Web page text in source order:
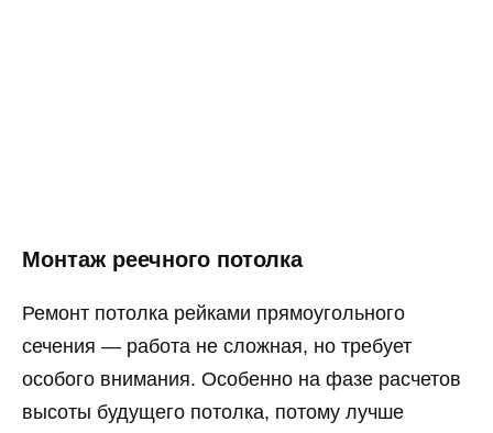
Монтаж реечного потолка
Ремонт потолка рейками прямоугольного
сечения — работа не сложная, но требует
особого внимания. Особенно на фазе расчетов
высоты будущего потолка, потому лучше